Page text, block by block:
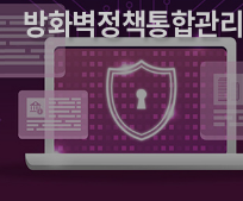
방화벽정책통합관리